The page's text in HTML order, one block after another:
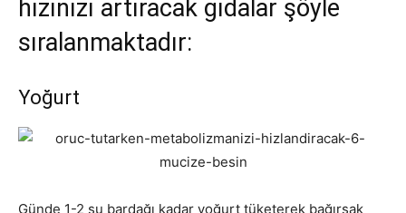
hızınızı artıracak gıdalar şöyle
sıralanmaktadır:
Yoğurt
Günde 1-2 su bardağı kadar yoğurt tüketerek bağırsak